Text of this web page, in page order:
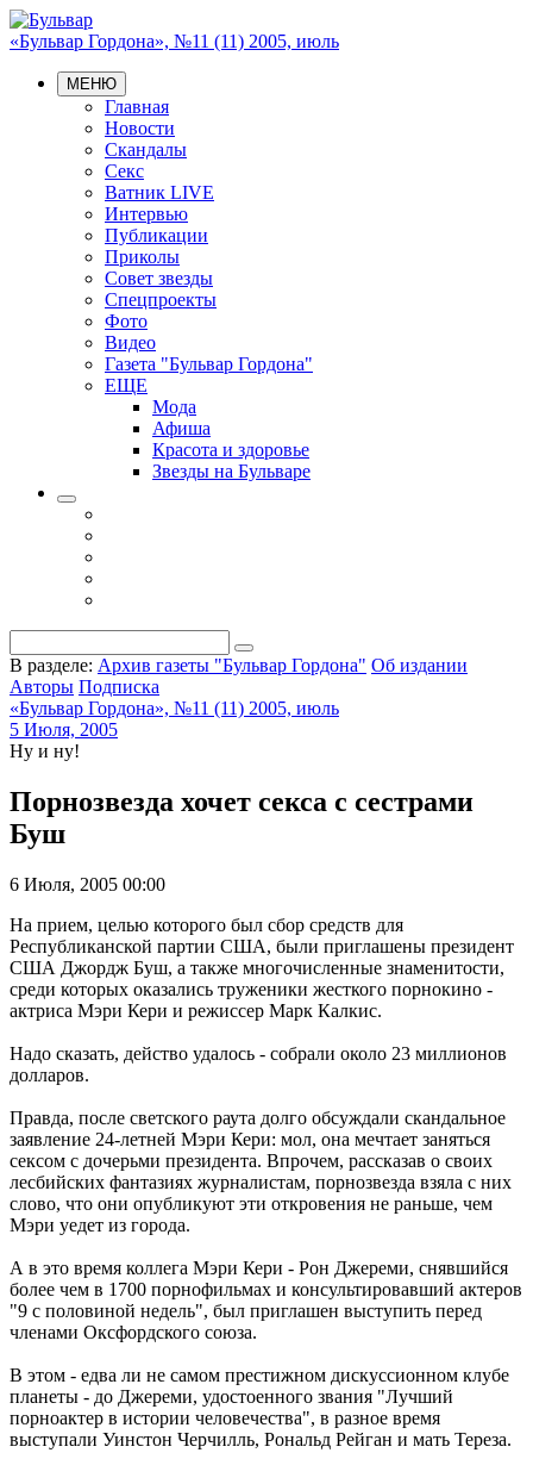
«Бульвар Гордона», №11 (11) 2005, июль
МЕНЮ
Главная
Новости
Скандалы
Секс
Ватник LIVE
Интервью
Публикации
Приколы
Совет звезды
Спецпроекты
Фото
Видео
Газета "Бульвар Гордона"
ЕЩЕ
Мода
Афиша
Красота и здоровье
Звезды на Бульваре
В разделе: Архив газеты "Бульвар Гордона" Об издании
Авторы Подписка
«Бульвар Гордона», №11 (11) 2005, июль
5 Июля, 2005
Ну и ну!
Порнозвезда хочет секса с сестрами
Буш
6 Июля, 2005 00:00
На прием, целью которого был сбор средств для
Республиканской партии США, были приглашены президент
США Джордж Буш, а также многочисленные знаменитости,
среди которых оказались труженики жесткого порнокино -
актриса Мэри Кери и режиссер Марк Калкис.
Надо сказать, действо удалось - собрали около 23 миллионов
долларов.
Правда, после светского раута долго обсуждали скандальное
заявление 24-летней Мэри Кери: мол, она мечтает заняться
сексом с дочерьми президента. Впрочем, рассказав о своих
лесбийских фантазиях журналистам, порнозвезда взяла с них
слово, что они опубликуют эти откровения не раньше, чем
Мэри уедет из города.
А в это время коллега Мэри Кери - Рон Джереми, снявшийся
более чем в 1700 порнофильмах и консультировавший актеров
"9 с половиной недель", был приглашен выступить перед
членами Оксфордского союза.
В этом - едва ли не самом престижном дискуссионном клубе
планеты - до Джереми, удостоенного звания "Лучший
порноактер в истории человечества", в разное время
выступали Уинстон Черчилль, Рональд Рейган и мать Тереза.